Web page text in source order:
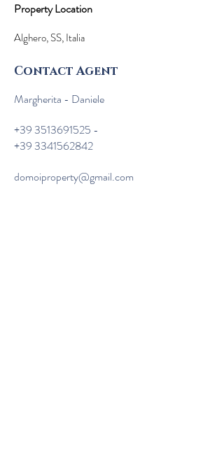
Property Location
Alghero, SS, Italia
Contact Agent
Margherita - Daniele
+39 3513691525 -
+39 3341562842
domoiproperty@gmail.com